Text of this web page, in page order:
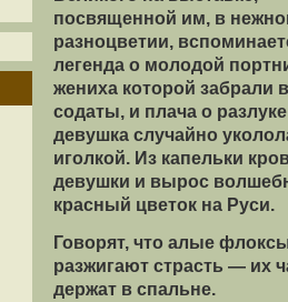
посвященной им, в
разноцветии,
легенда о молодой
жениха которой забрали в
содаты, и плача о
девушка случайно
иголкой. Из капельки
девушки и вырос
красный цветок на Руси.
Говорят, что алые
разжигают страсть — их
держат в спальне.